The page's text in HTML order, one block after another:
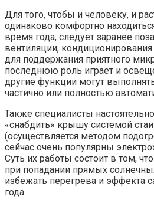
Для того, чтобы и человеку, и
одинаково комфортно
время года, следует заранее
вентиляции,
для поддержания приятного
последнюю роль играет и
другие функции могут
частично или полностью
Также специалисты
«снабдить» крышу системой
(осуществляется методом
сейчас очень популярны
Суть их работы состоит в том,
при попадании прямых
избежать перегрева и эффекта
года.